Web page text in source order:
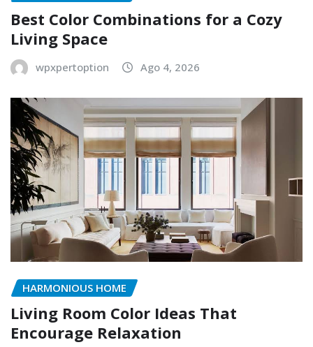
Best Color Combinations for a Cozy
Living Space
wpxpertoption Ago 4, 2026
HARMONIOUS HOME
Living Room Color Ideas That
Encourage Relaxation